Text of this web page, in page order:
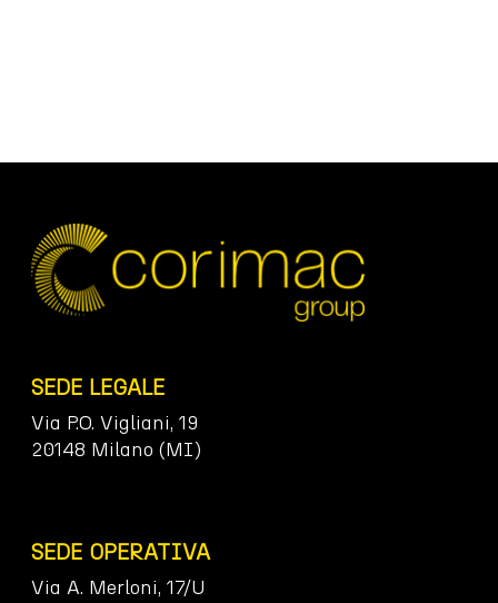
SEDE LEGALE
Via P.O. Vigliani, 19
20148 Milano (MI)
SEDE OPERATIVA
Via A. Merloni, 17/U